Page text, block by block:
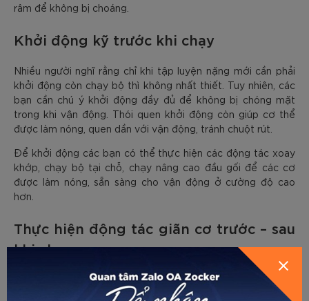
râm để không bị choáng.
Khởi động kỹ trước khi chạy
Nhiều người nghĩ rằng chỉ khi tập luyện nặng mới cần phải
khởi động còn chạy bộ thì không nhất thiết. Tuy nhiên, các
bạn cần chú ý khởi động đầy đủ để không bị chóng mặt
trong khi vận động. Thói quen khởi động còn giúp cơ thể
được làm nóng, quen dần với vận động, tránh chuột rút.
Để khởi động các bạn có thể thực hiện các động tác xoay
khớp, chạy bộ tại chỗ, chạy nâng cao đầu gối để các cơ
được làm nóng, sẵn sàng cho vận động ở cường độ cao
hơn.
Thực hiện động tác giãn cơ trước – sau
khi chạy
Trước và sau khi tập luyện thì các bạn nên thực hiện một số
động tác giãn cơ tĩnh. Điều này góp phần hạn chế hiện